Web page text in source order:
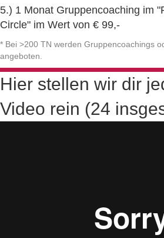
5.) 1 Monat Gruppencoaching im
Circle" im Wert von € 99,-
* Bei >200 TN werden Gruppencoachings
angeboten.
Hier stellen wir dir
Video rein (24